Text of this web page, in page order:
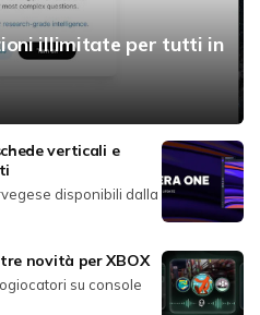
illimitate per tutti in
verticali e
disponibili dalla
novità per XBOX
su console